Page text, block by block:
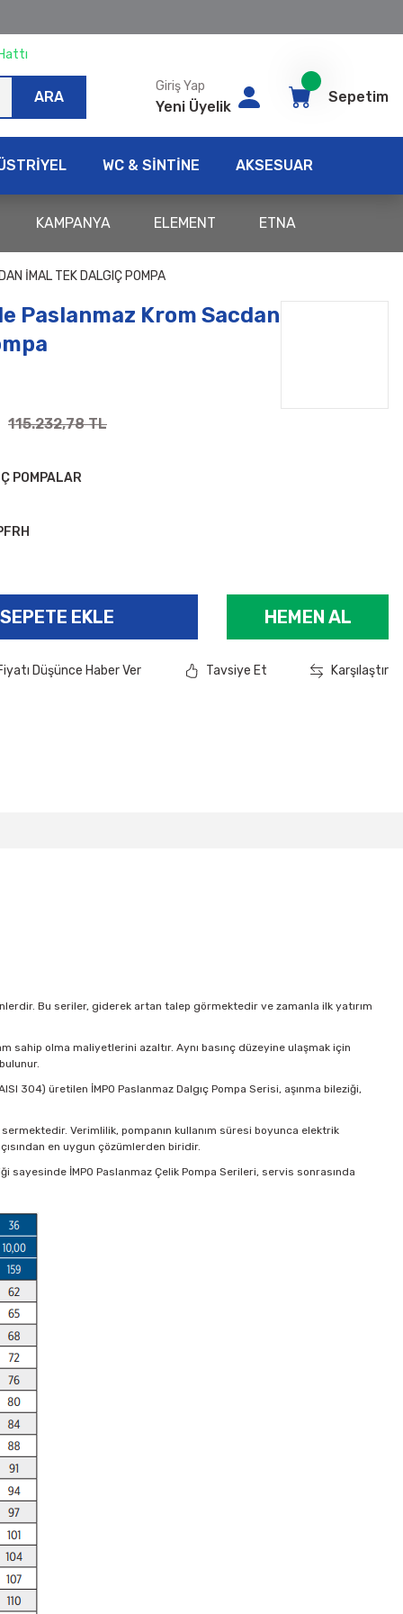
ARA
Giriş Yap
Yeni Üyelik
Sepetim
WC & SİNTİNE AKSESUAR
KAMPANYA ELEMENT ETNA
İMAL TEK DALGIÇ POMPA
Paslanmaz Krom Sacdan
115.232,78 TL
POMPALAR
SEPETE EKLE HEMEN AL
Düşünce Haber Ver Tavsiye Et Karşılaştır
Bu seriler, giderek artan talep görmektedir ve zamanla ilk yatırım
sahip olma maliyetlerini azaltır. Aynı basınç düzeyine ulaşmak için
304) üretilen İMPO Paslanmaz Dalgıç Pompa Serisi, aşınma bileziği,
Verimlilik, pompanın kullanım süresi boyunca elektrik
en uygun çözümlerden biridir.
sayesinde İMPO Paslanmaz Çelik Pompa Serileri, servis sonrasında